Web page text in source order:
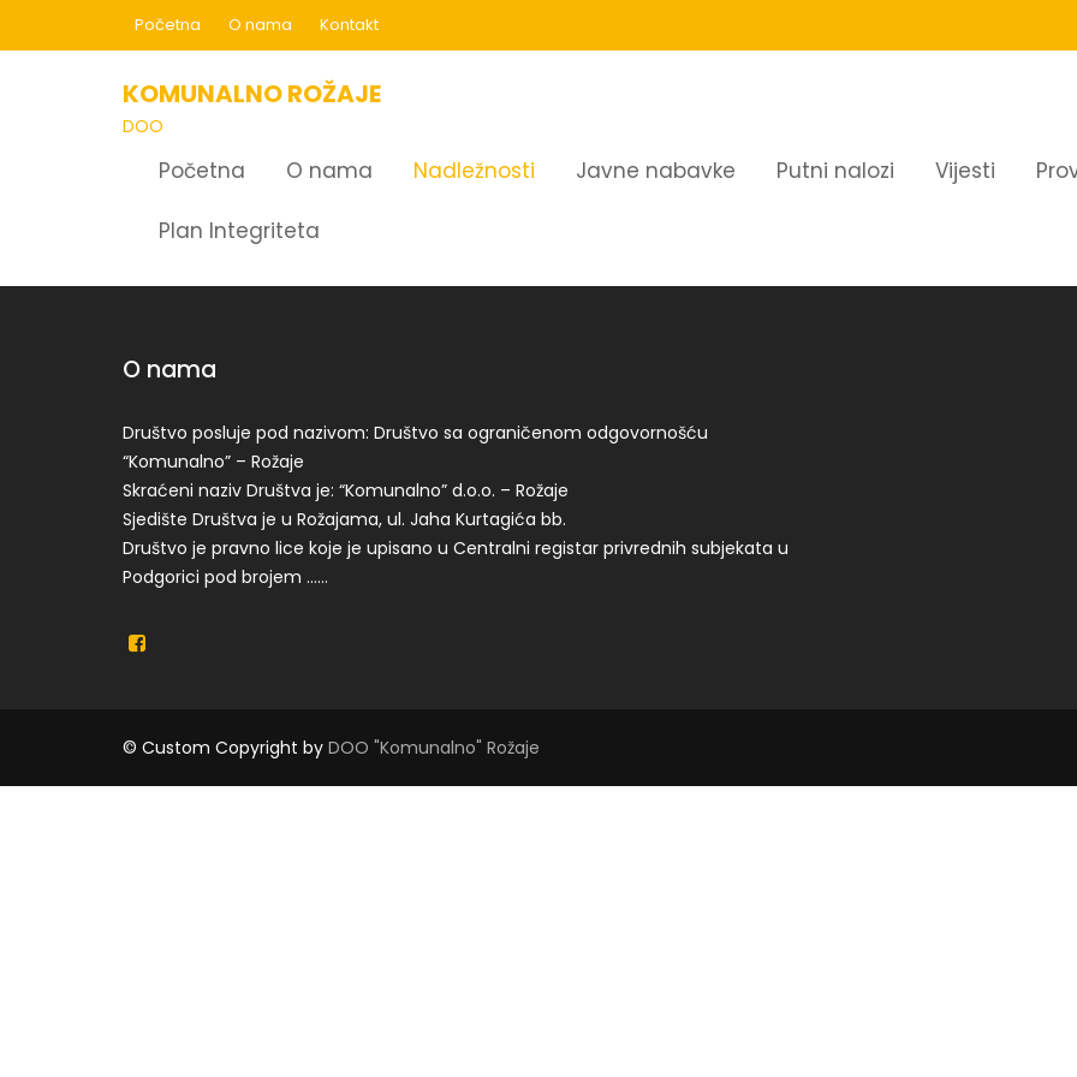
Početna O nama Kontakt
KOMUNALNO ROŽAJE
DOO
Početna O nama Nadležnosti Javne nabavke Putni nalozi Vijesti
Plan Integriteta
O nama
Društvo posluje pod nazivom: Društvo sa ograničenom odgovornošću
“Komunalno” – Rožaje
Skraćeni naziv Društva je: “Komunalno” d.o.o. – Rožaje
Sjedište Društva je u Rožajama, ul. Jaha Kurtagića bb.
Društvo je pravno lice koje je upisano u Centralni registar privrednih subjekata u
Podgorici pod brojem ……
© Custom Copyright by DOO "Komunalno" Rožaje